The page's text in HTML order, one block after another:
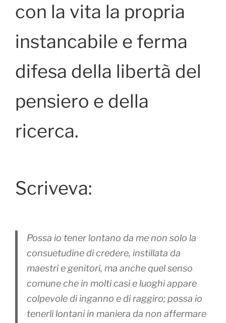
con la vita la propria
instancabile e ferma
difesa della libertà del
pensiero e della
ricerca.
Scriveva:
Possa io tener lontano da me non solo la
consuetudine di credere, instillata da
maestri e genitori, ma anche quel senso
comune che in molti casi e luoghi appare
colpevole di inganno e di raggiro; possa io
tenerli lontani in maniera da non affermare